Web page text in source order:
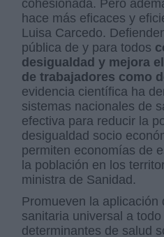
cohesionada. Pero
hace más eficaces y
Luisa Carcedo.
pública de y para todos
desigualdad y mejora
de trabajadores como
evidencia científica ha
sistemas nacionales de
efectiva para reducir la
desigualdad socio
permiten economías de
la población en los
ministra de Sanidad.
Promueven la aplicación
sanitaria universal a
determinantes de salud